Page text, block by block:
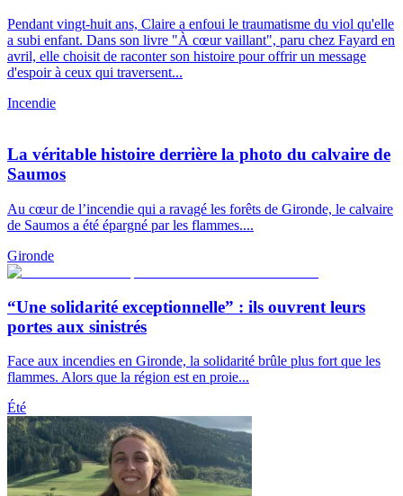
Pendant vingt-huit ans, Claire a enfoui le traumatisme du viol qu'elle
a subi enfant. Dans son livre "À cœur vaillant", paru chez Fayard en
avril, elle choisit de raconter son histoire pour offrir un message
d'espoir à ceux qui traversent...
Incendie
La véritable histoire derrière la photo du calvaire de
Saumos
Au cœur de l’incendie qui a ravagé les forêts de Gironde, le calvaire
de Saumos a été épargné par les flammes....
Gironde
“Une solidarité exceptionnelle” : ils ouvrent leurs
portes aux sinistrés
Face aux incendies en Gironde, la solidarité brûle plus fort que les
flammes. Alors que la région est en proie...
Été